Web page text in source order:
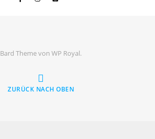
Bard Theme von WP Royal.
ZURÜCK NACH OBEN